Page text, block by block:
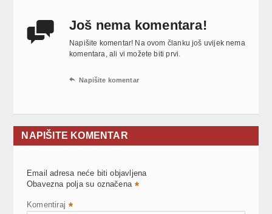
 Još nema komentara!
Napišite komentar! Na ovom članku još uvijek nema
komentara, ali vi možete biti prvi.
 Napišite komentar
NAPIŠITE KOMENTAR
Email adresa neće biti objavljena
Obavezna polja su označena *
Komentiraj *